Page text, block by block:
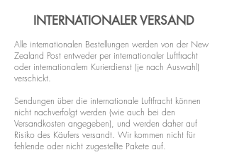
INTERNATIONALER VERSAND
Alle internationalen Bestellungen werden von der New
Zealand Post entweder per internationaler Luftfracht
oder internationalem Kurierdienst (je nach Auswahl)
verschickt.
Sendungen über die internationale Luftfracht können
nicht nachverfolgt werden (wie auch bei den
Versandkosten angegeben), und werden daher auf
Risiko des Käufers versandt. Wir kommen nicht für
fehlende oder nicht zugestellte Pakete auf.